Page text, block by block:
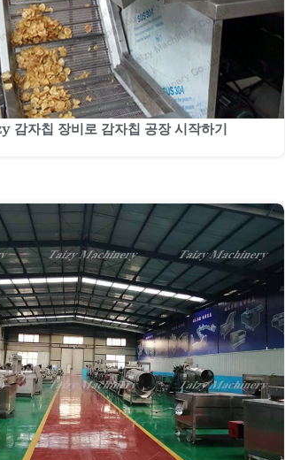
감자칩 장비로 감자칩 공장 시작하기